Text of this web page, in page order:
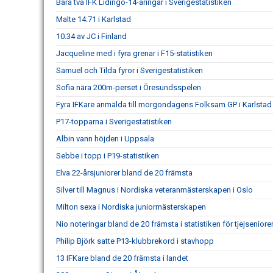
Bara två IFK Lidingö-14-åringar i Sverigestatistiken
Malte 14.71 i Karlstad
10.34 av JC i Finland
Jacqueline med i fyra grenar i F15-statistiken
Samuel och Tilda fyror i Sverigestatistiken
Sofia nära 200m-perset i Öresundsspelen
Fyra IFKare anmälda till morgondagens Folksam GP i Karlstad
P17-topparna i Sverigestatistiken
Albin vann höjden i Uppsala
Sebbe i topp i P19-statistiken
Elva 22-årsjuniorer bland de 20 främsta
Silver till Magnus i Nordiska veteranmästerskapen i Oslo
Milton sexa i Nordiska juniormästerskapen
Nio noteringar bland de 20 främsta i statistiken för
Philip Björk satte P13-klubbrekord i stavhopp
13 IFKare bland de 20 främsta i landet